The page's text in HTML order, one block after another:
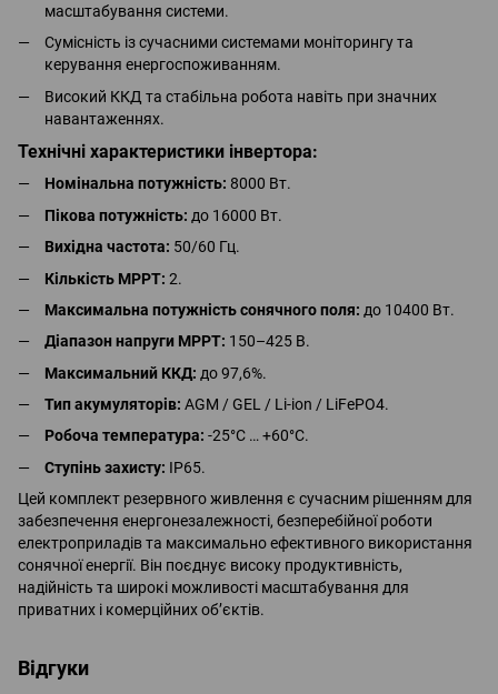
масштабування системи.
Сумісність із сучасними системами моніторингу та
керування енергоспоживанням.
Високий ККД та стабільна робота навіть при значних
навантаженнях.
Технічні характеристики інвертора:
Номінальна потужність: 8000 Вт.
Пікова потужність: до 16000 Вт.
Вихідна частота: 50/60 Гц.
Кількість MPPT: 2.
Максимальна потужність сонячного поля: до 10400 Вт.
Діапазон напруги MPPT: 150–425 В.
Максимальний ККД: до 97,6%.
Тип акумуляторів: AGM / GEL / Li-ion / LiFePO4.
Робоча температура: -25°C … +60°C.
Ступінь захисту: IP65.
Цей комплект резервного живлення є сучасним рішенням для
забезпечення енергонезалежності, безперебійної роботи
електроприладів та максимально ефективного використання
сонячної енергії. Він поєднує високу продуктивність,
надійність та широкі можливості масштабування для
приватних і комерційних об’єктів.
Відгуки